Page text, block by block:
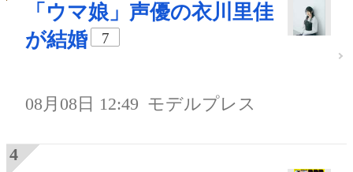
「ウマ娘」声優の衣川里佳
が結婚
7
08月08日 12:49 モデルプレス